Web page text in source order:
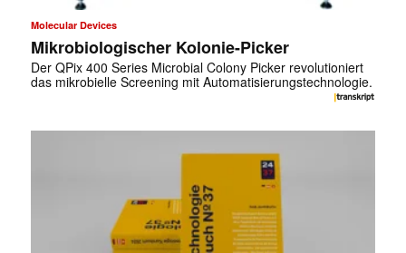
Molecular Devices
Mikrobiologischer Kolonie-Picker
Der QPix 400 Series Microbial Colony Picker revolutioniert
das mikrobielle Screening mit Automatisierungstechnologie.